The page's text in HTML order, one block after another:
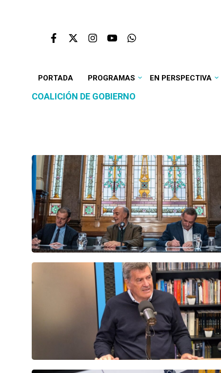
PORTADA PROGRAMAS EN PERSPECTIVA
COALICIÓN DE GOBIERNO